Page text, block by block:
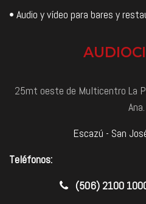
• Audio y vídeo para bares y
25mt oeste de Multicentro La
Ana.
Escazú - San
Teléfonos:
​(506) 2100